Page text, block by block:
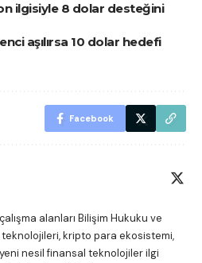
ilgisiyle 8 dolar desteğini
aşılırsa 10 dolar hedefi
Facebook
alanları Bilişim Hukuku ve
kripto para ekosistemi,
nesil finansal teknolojiler ilgi